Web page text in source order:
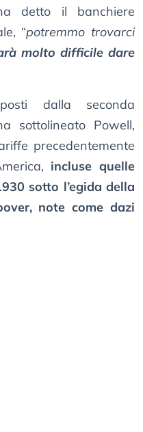
detto il banchiere
“potremmo trovarci
molto difficile dare
dalla seconda
sottolineato Powell,
precedentemente
incluse quelle
sotto l’egida della
note come dazi